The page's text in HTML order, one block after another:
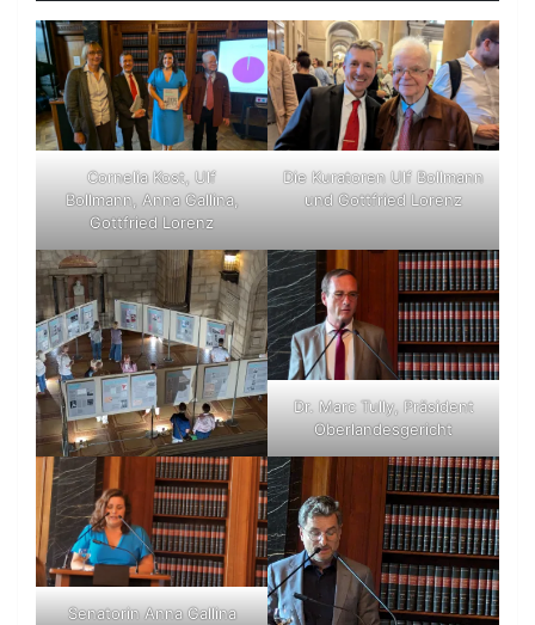
Cornelia Kost, Ulf
Bollmann, Anna Gallina,
Gottfried Lorenz
Die Kuratoren Ulf Bollmann
und Gottfried Lorenz
Dr. Marc Tully, Präsident
Oberlandesgericht
Senatorin Anna Gallina